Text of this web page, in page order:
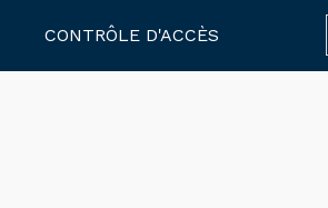
CONTRÔLE D'ACCÈS